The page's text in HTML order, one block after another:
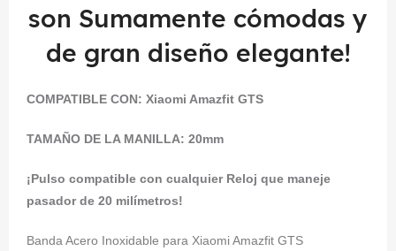
son Sumamente cómodas y
de gran diseño elegante!
COMPATIBLE CON: Xiaomi Amazfit GTS
TAMAÑO DE LA MANILLA: 20mm
¡Pulso compatible con cualquier Reloj que maneje
pasador de 20 milímetros!
Banda Acero Inoxidable para Xiaomi Amazfit GTS